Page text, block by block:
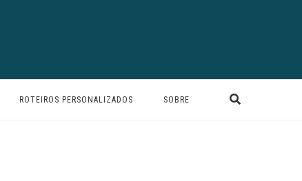
ROTEIROS PERSONALIZADOS SOBRE